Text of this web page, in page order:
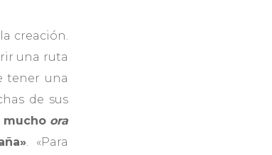
creación.
una ruta
tener una
de sus
mucho ora
. «Para